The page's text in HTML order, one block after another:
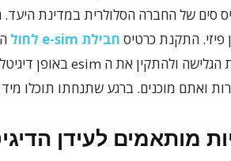
סים של החברה הסלולרית במדינת
פיזי. התקנת כרטיס חבילת e-sim לחול
ואתם מוכנים. ברגע שתנחתו תוכלו
מותאמים לעידן